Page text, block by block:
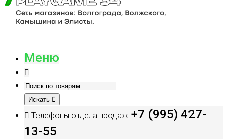
Меню
Искать
Телефоны отдела продаж +7 (995) 427-
13-55